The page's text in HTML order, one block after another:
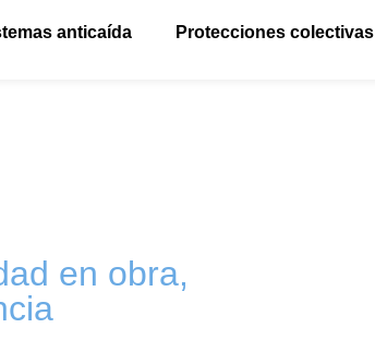
anticaída Protecciones colectivas
en obra,